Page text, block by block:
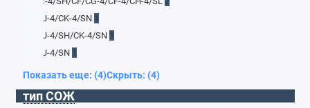
CJ-4/CK-4/SN 1
CJ-4/SH/CK-4/SN 1
CJ-4/SN 1
Показать еще: (4)Скрыть: (4)
тип СОЖ